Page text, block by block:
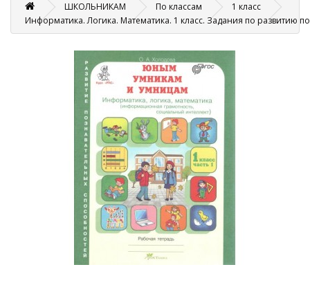
ШКОЛЬНИКАМ По классам
1 класс
Информатика. Логика. Математика. 1 класс. Задания по развитию